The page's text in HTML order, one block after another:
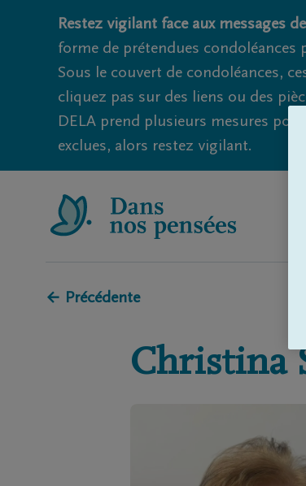
Restez vigilant face aux messages
forme de prétendues condoléances
Sous le couvert de condoléances,
cliquez pas sur des liens ou des
DELA prend plusieurs mesures
exclues, alors restez vigilant.
← Précédente
Christina